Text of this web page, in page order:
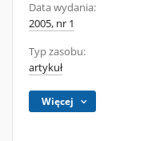
Data wydania:
2005, nr 1
Typ zasobu:
artykuł
Więcej